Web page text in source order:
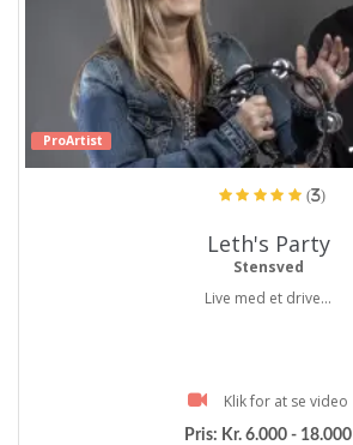
ProArtist
(3)
Leth's Party
Stensved
Live med et drive...
Klik for at se video
Pris: Kr. 6.000 - 18.000